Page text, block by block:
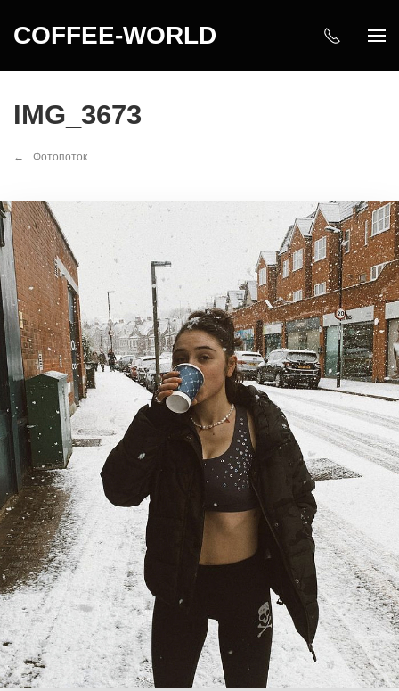
COFFEE-WORLD
IMG_3673
Фотопоток